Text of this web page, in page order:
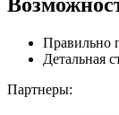
Правильно
Детальная
Партнеры: